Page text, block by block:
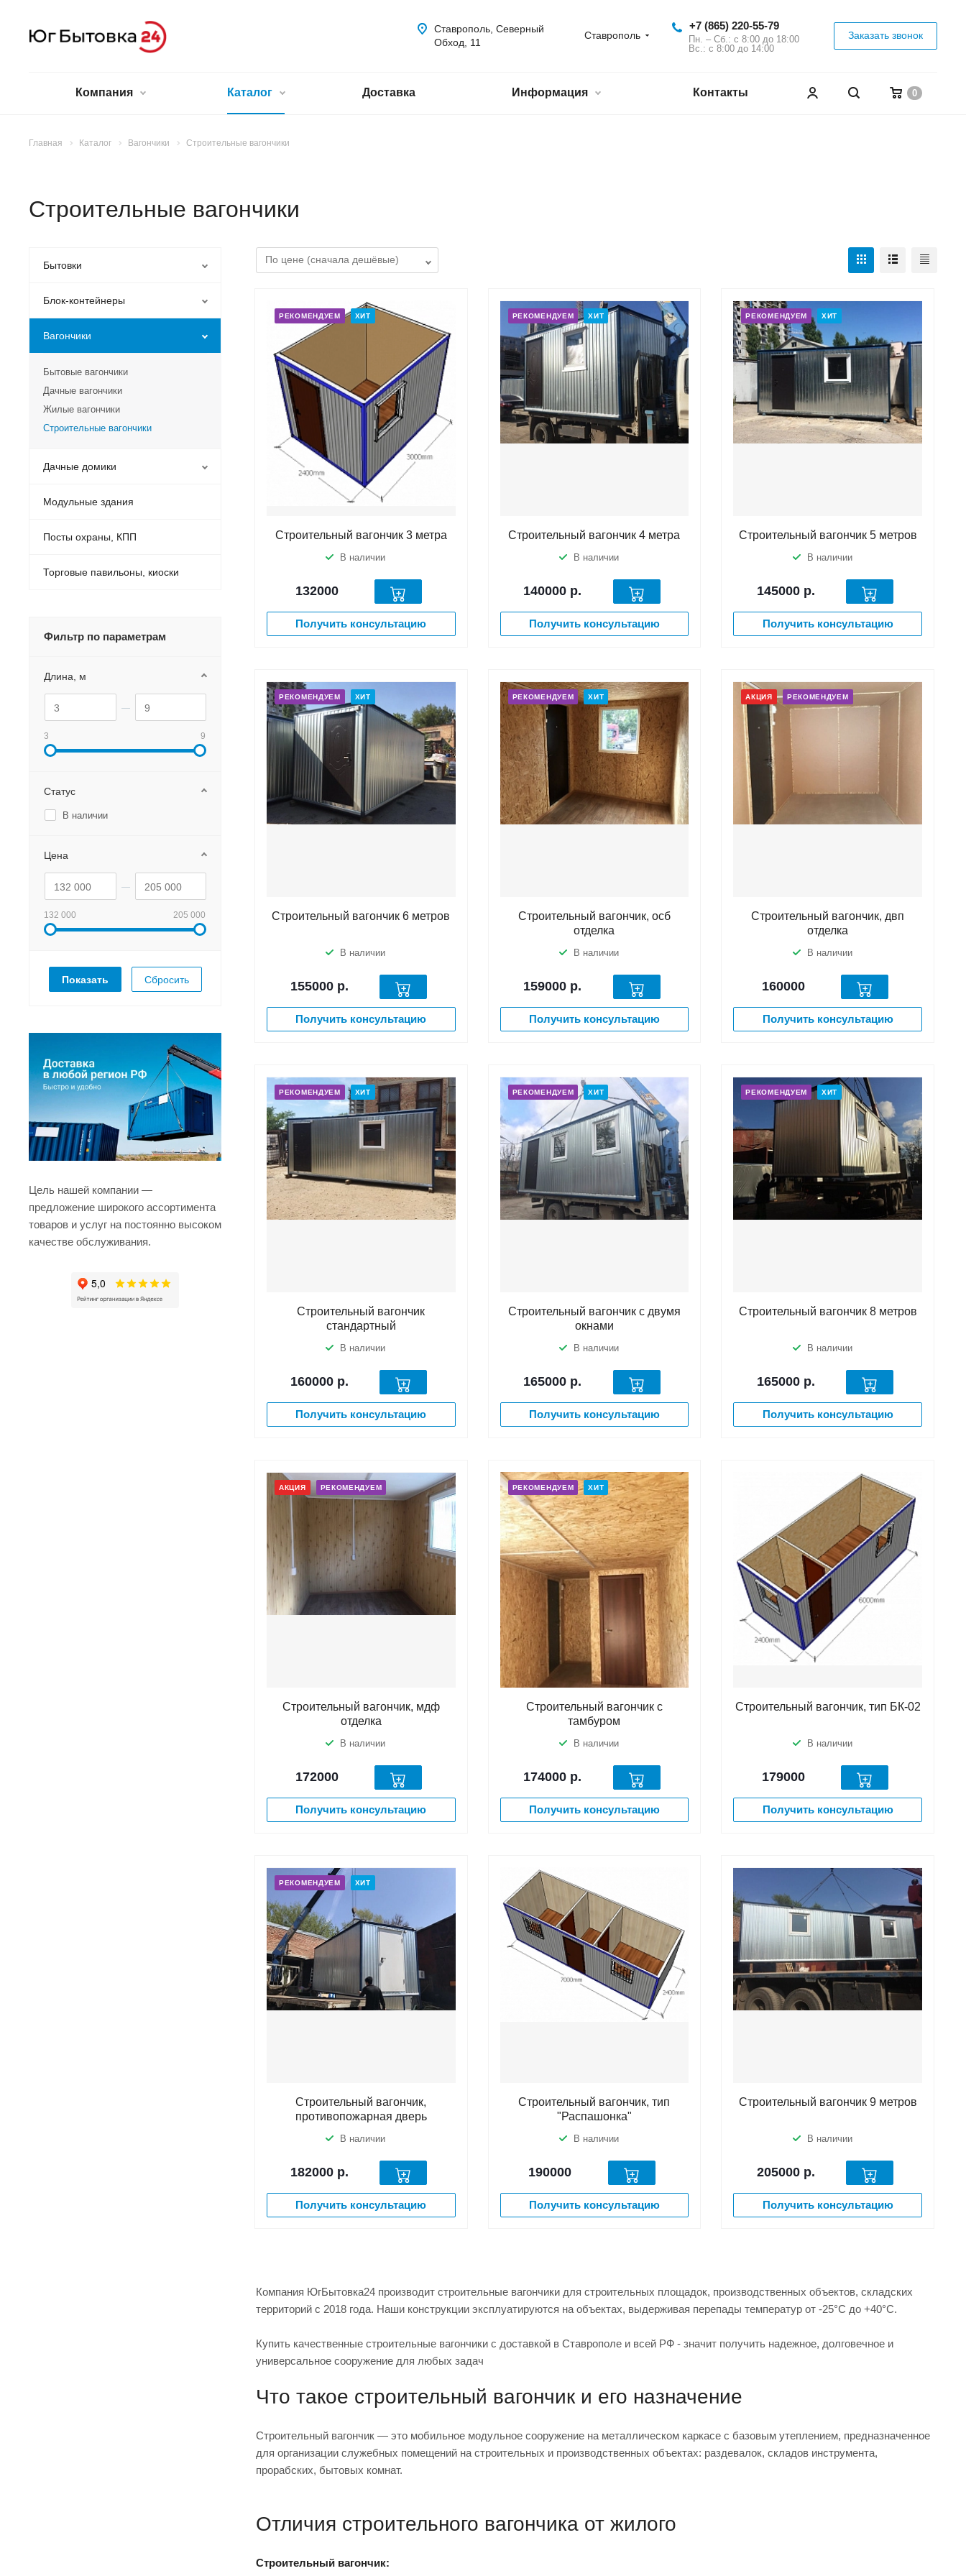
Ставрополь
+7 (865) 220-55-79
Пн. – Сб.: с 8:00 до 18:00
Вс.: с 8:00 до 14:00
Заказать звонок
Ставрополь, Северный
Обход, 11
0
Компания Каталог Доставка Информация Контакты
Главная Каталог Вагончики Строительные вагончики
Строительные вагончики
РЕКОМЕНДУЕМ ХИТ
Строительный вагончик 3 метра
В наличии
132000
Получить консультацию
РЕКОМЕНДУЕМ ХИТ
Строительный вагончик 4 метра
В наличии
140000 р.
Получить консультацию
РЕКОМЕНДУЕМ ХИТ
Строительный вагончик 5 метров
В наличии
145000 р.
Получить консультацию
РЕКОМЕНДУЕМ ХИТ
Строительный вагончик 6 метров
В наличии
155000 р.
Получить консультацию
РЕКОМЕНДУЕМ ХИТ
Строительный вагончик, осб
отделка
В наличии
159000 р.
Получить консультацию
АКЦИЯ РЕКОМЕНДУЕМ
Строительный вагончик, двп
отделка
В наличии
160000
Получить консультацию
РЕКОМЕНДУЕМ ХИТ
Строительный вагончик
стандартный
В наличии
160000 р.
Получить консультацию
РЕКОМЕНДУЕМ ХИТ
Строительный вагончик с двумя
окнами
В наличии
165000 р.
Получить консультацию
РЕКОМЕНДУЕМ ХИТ
Строительный вагончик 8 метров
В наличии
165000 р.
Получить консультацию
АКЦИЯ РЕКОМЕНДУЕМ
Строительный вагончик, мдф
отделка
В наличии
172000
Получить консультацию
РЕКОМЕНДУЕМ ХИТ
Строительный вагончик с
тамбуром
В наличии
174000 р.
Получить консультацию
Строительный вагончик, тип БК-02
В наличии
179000
Получить консультацию
РЕКОМЕНДУЕМ ХИТ
Строительный вагончик,
противопожарная дверь
В наличии
182000 р.
Получить консультацию
Строительный вагончик, тип
"Распашонка"
В наличии
190000
Получить консультацию
Строительный вагончик 9 метров
В наличии
205000 р.
Получить консультацию
Компания ЮгБытовка24 производит строительные вагончики для строительных площадок, производственных объектов, складских
территорий с 2018 года. Наши конструкции эксплуатируются на объектах, выдерживая перепады температур от -25°С до +40°С.
Купить качественные строительные вагончики с доставкой в Ставрополе и всей РФ - значит получить надежное, долговечное и
универсальное сооружение для любых задач
Что такое строительный вагончик и его назначение
Строительный вагончик — это мобильное модульное сооружение на металлическом каркасе с базовым утеплением, предназначенное
для организации служебных помещений на строительных и производственных объектах: раздевалок, складов инструмента,
прорабских, бытовых комнат.
Отличия строительного вагончика от жилого
Строительный вагончик:
Бытовки
Блок-контейнеры
Вагончики
Бытовые вагончики
Дачные вагончики
Жилые вагончики
Строительные вагончики
Дачные домики
Модульные здания
Посты охраны, КПП
Торговые павильоны, киоски
Фильтр по параметрам
Длина, м
3 9
Статус
В наличии
Цена
132 000 205 000
Сбросить
Цель нашей компании —
предложение широкого ассортимента
товаров и услуг на постоянно высоком
качестве обслуживания.